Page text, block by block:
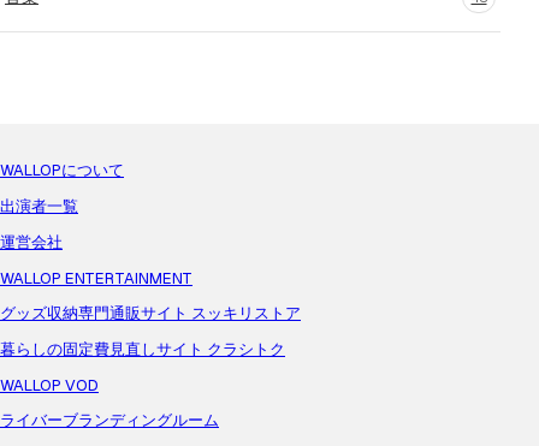
WALLOPについて
出演者一覧
運営会社
WALLOP ENTERTAINMENT
グッズ収納専門通販サイト スッキリストア
暮らしの固定費見直しサイト クラシトク
WALLOP VOD
ライバーブランディングルーム